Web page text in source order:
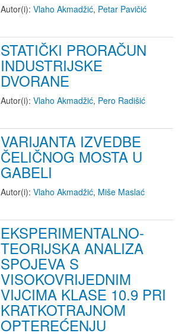
Autor(i): Vlaho Akmadžić, Petar Pavičić
STATIČKI PRORAČUN
INDUSTRIJSKE
DVORANE
Autor(i): Vlaho Akmadžić, Pero Radišić
VARIJANTA IZVEDBE
ČELIČNOG MOSTA U
GABELI
Autor(i): Vlaho Akmadžić, Miše Maslać
EKSPERIMENTALNO-
TEORIJSKA ANALIZA
SPOJEVA S
VISOKOVRIJEDNIM
VIJCIMA KLASE 10.9 PRI
KRATKOTRAJNOM
OPTEREĆENJU